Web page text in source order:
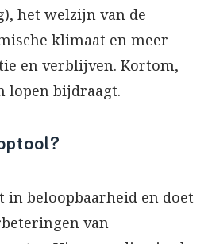
het welzijn van de
klimaat en meer
en verblijven. Kortom,
lopen bijdraagt.
in beloopbaarheid en doet
van